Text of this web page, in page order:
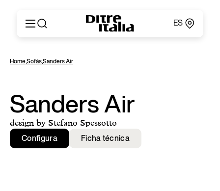
ES
Productos
Catálogos y Materiales
Ditre for Professionals
Puntos de Venta
News & Press
Área Reservada
English
Español
Русский
简体中文
Home,Sofás,Sanders Air
Sanders Air
design by Stefano Spessotto
Configura Ficha técnica